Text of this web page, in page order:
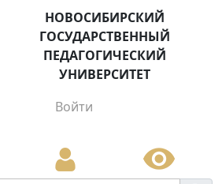
НОВОСИБИРСКИЙ
ГОСУДАРСТВЕННЫЙ
ПЕДАГОГИЧЕСКИЙ
УНИВЕРСИТЕТ
Войти